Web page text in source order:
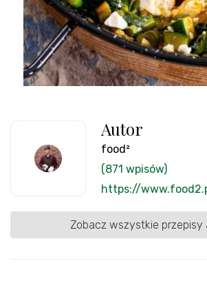
Autor
food²
(871 wpisów)
https://
Zobacz wszystkie przepisy